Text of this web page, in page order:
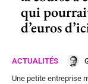
qui
d’euros
ACTUALITÉS
Une petite entreprise